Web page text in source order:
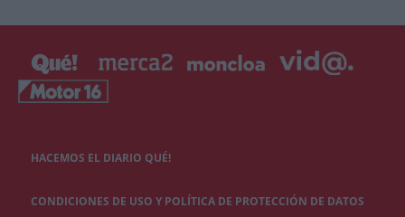
HACEMOS EL DIARIO QUÉ!
CONDICIONES DE USO Y POLÍTICA DE PROTECCIÓN DE DATOS